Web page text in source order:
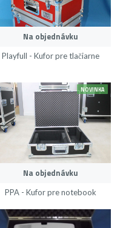
Na objednávku
Playfull - Kufor pre tlačiarne
NOVINKA
Na objednávku
PPA - Kufor pre notebook